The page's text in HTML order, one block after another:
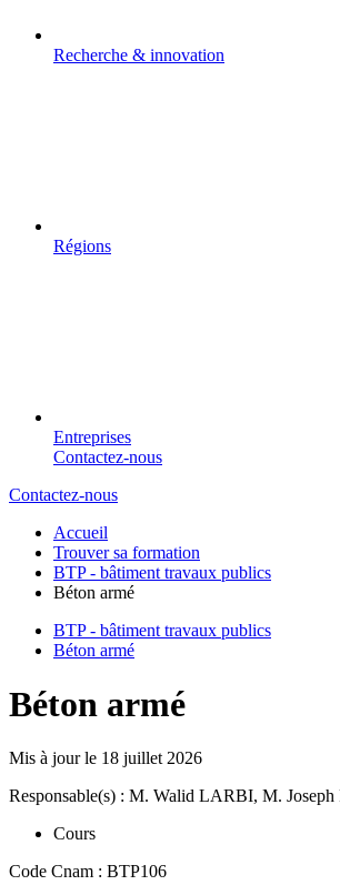
Recherche & innovation
Régions
Entreprises
Contactez-nous
Contactez-nous
Accueil
Trouver sa formation
BTP - bâtiment travaux publics
Béton armé
BTP - bâtiment travaux publics
Béton armé
Béton armé
Mis à jour le 18 juillet 2026
Responsable(s) : M. Walid LARBI, M. Joseph
Cours
Code Cnam : BTP106